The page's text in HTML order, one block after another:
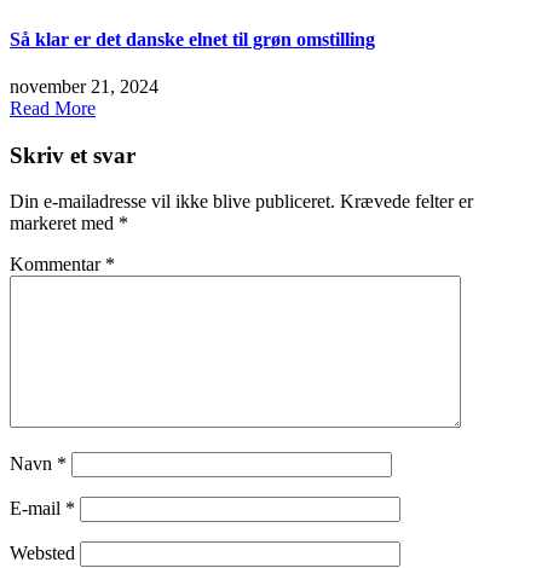
Så klar er det danske elnet til grøn omstilling
november 21, 2024
Read More
Skriv et svar
Din e-mailadresse vil ikke blive publiceret. Krævede felter er
markeret med *
Kommentar *
Navn *
E-mail *
Websted